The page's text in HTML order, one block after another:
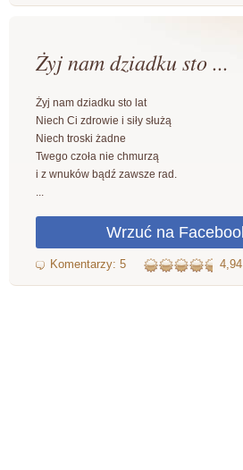
Żyj nam dziadku sto ...
Żyj nam dziadku sto lat
Niech Ci zdrowie i siły służą
Niech troski żadne
Twego czoła nie chmurzą
i z wnuków bądź zawsze rad.
...
4,94